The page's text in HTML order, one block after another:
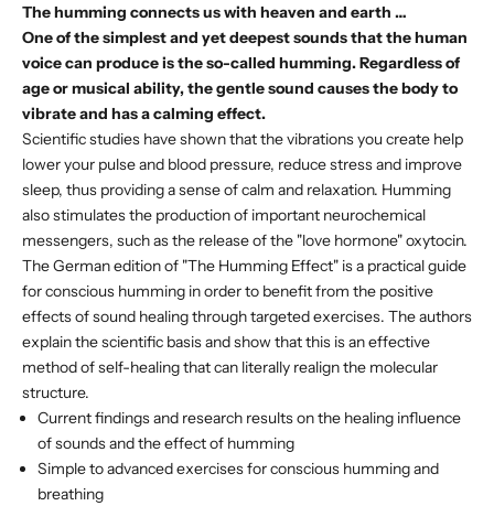
The humming connects us with heaven and earth …
One of the simplest and yet deepest sounds that the human
voice can produce is the so-called humming. Regardless of
age or musical ability, the gentle sound causes the body to
vibrate and has a calming effect.
Scientific studies have shown that the vibrations you create help
lower your pulse and blood pressure, reduce stress and improve
sleep, thus providing a sense of calm and relaxation. Humming
also stimulates the production of important neurochemical
messengers, such as the release of the "love hormone" oxytocin.
The German edition of "The Humming Effect" is a practical guide
for conscious humming in order to benefit from the positive
effects of sound healing through targeted exercises. The authors
explain the scientific basis and show that this is an effective
method of self-healing that can literally realign the molecular
structure.
Current findings and research results on the healing influence
of sounds and the effect of humming
Simple to advanced exercises for conscious humming and
breathing